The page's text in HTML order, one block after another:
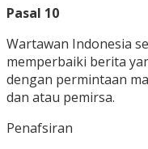
Pasal 10
Wartawan Indonesia
memperbaiki berita
dengan permintaan
dan atau pemirsa.
Penafsiran